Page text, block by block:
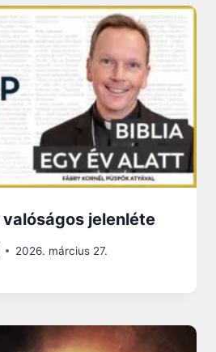
jelenléte
2026. március 27.